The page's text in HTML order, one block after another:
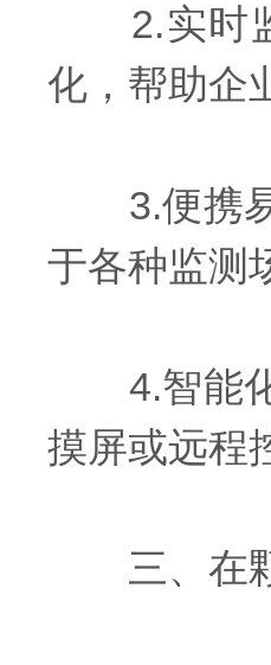
2.实时监
化，帮助企
3.便携易
于各种监测
4.智能化
摸屏或远程
三、在颗